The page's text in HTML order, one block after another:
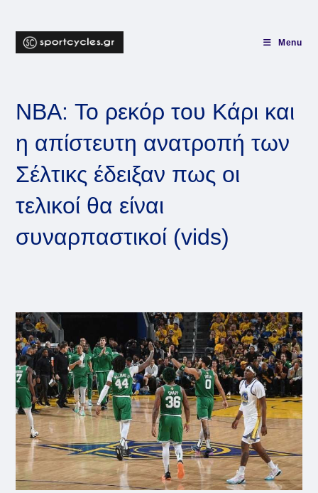
content
Menu
NBA: Το ρεκόρ του Κάρι και
η απίστευτη ανατροπή των
Σέλτικς έδειξαν πως οι
τελικοί θα είναι
συναρπαστικοί (vids)